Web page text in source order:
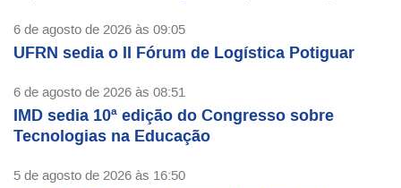
6 de agosto de 2026 às 09:05
UFRN sedia o II Fórum de Logística Potiguar
6 de agosto de 2026 às 08:51
IMD sedia 10ª edição do Congresso sobre
Tecnologias na Educação
5 de agosto de 2026 às 16:50